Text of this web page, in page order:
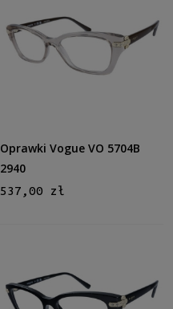
Oprawki Vogue VO 5704B
2940
537,00 zł